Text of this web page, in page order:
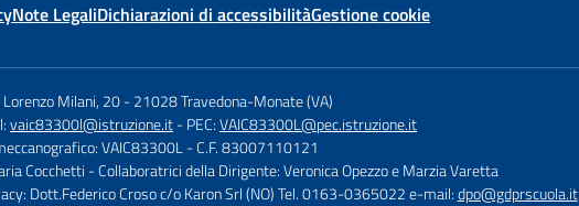
Note LegaliDichiarazioni di accessibilitàGestione cookie
Lorenzo Milani, 20 -21028 Travedona-Monate (VA)
vaic83300l@istruzione.it- PEC:VAIC83300L@pec.istruzione.it
VAIC83300L- C.F. 83007110121
Cocchetti - Collaboratrici della Dirigente: Veronica Opezzo e Marzia Varetta
Dott.Federico Croso c/o Karon Srl (NO) Tel. 0163-0365022 e-mail:dpo@gdprscuola.it